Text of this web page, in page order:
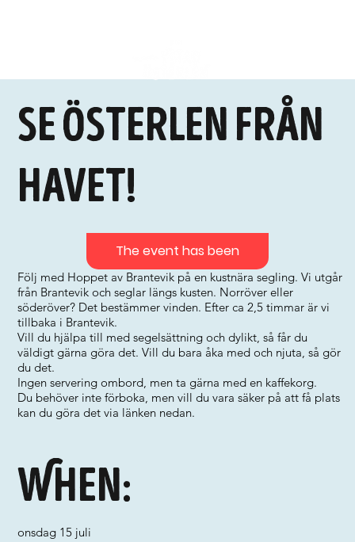
Se Österlen från
havet!
Följ med Hoppet av Brantevik på en kustnära segling. Vi utgår
från Brantevik och seglar längs kusten. Norröver eller
söderöver? Det bestämmer vinden. Efter ca 2,5 timmar är vi
tillbaka i Brantevik.
Vill du hjälpa till med segelsättning och dylikt, så får du
väldigt gärna göra det. Vill du bara åka med och njuta, så gör
du det.
Ingen servering ombord, men ta gärna med en kaffekorg.
Du behöver inte förboka, men vill du vara säker på att få plats
kan du göra det via länken nedan.
When:
onsdag 15 juli
The event has been